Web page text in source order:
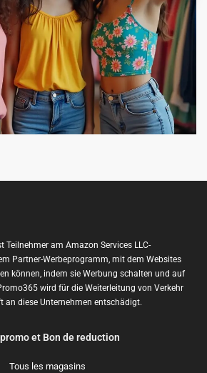
Teilnehmer am Amazon Services LLC-
Partner-Werbeprogramm, mit dem Websites
können, indem sie Werbung schalten und auf
wird für die Weiterleitung von Verkehr
an diese Unternehmen entschädigt.
et Bon de reduction
Tous les magasins